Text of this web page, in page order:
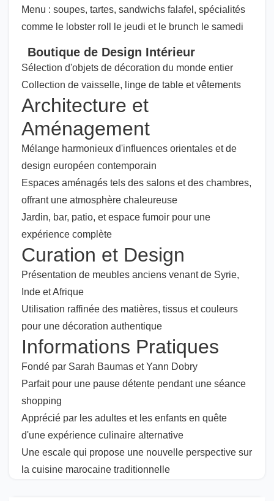
Menu : soupes, tartes, sandwichs falafel, spécialités
comme le lobster roll le jeudi et le brunch le samedi
Boutique de Design Intérieur
Sélection d'objets de décoration du monde entier
Collection de vaisselle, linge de table et vêtements
Architecture et
Aménagement
Mélange harmonieux d'influences orientales et de
design européen contemporain
Espaces aménagés tels des salons et des chambres,
offrant une atmosphère chaleureuse
Jardin, bar, patio, et espace fumoir pour une
expérience complète
Curation et Design
Présentation de meubles anciens venant de Syrie,
Inde et Afrique
Utilisation raffinée des matières, tissus et couleurs
pour une décoration authentique
Informations Pratiques
Fondé par Sarah Baumas et Yann Dobry
Parfait pour une pause détente pendant une séance
shopping
Apprécié par les adultes et les enfants en quête
d'une expérience culinaire alternative
Une escale qui propose une nouvelle perspective sur
la cuisine marocaine traditionnelle